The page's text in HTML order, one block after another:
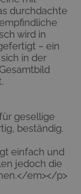
durchdachte
wird in
– ein
in der
gesellige
beständig.
einfach und
jedoch die
em></p>